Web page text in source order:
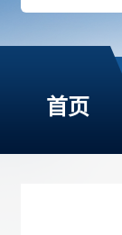
首页